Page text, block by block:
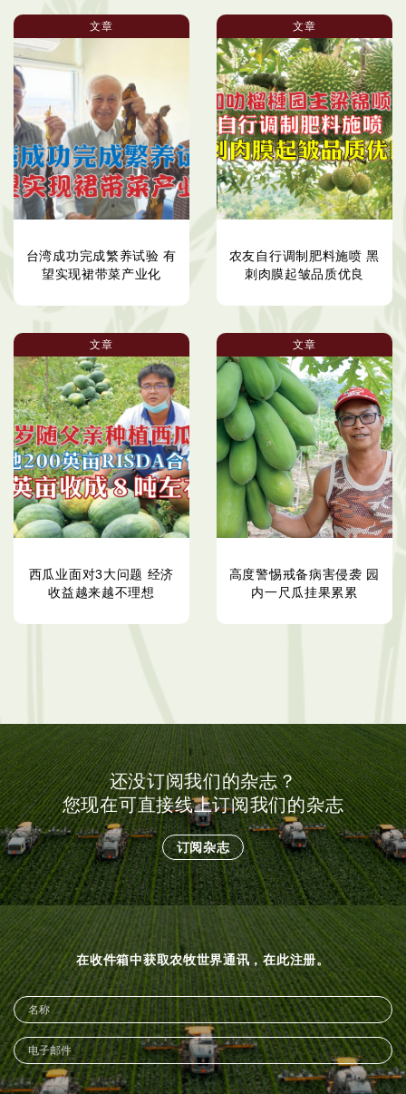
文章
台湾成功完成繁养试验 有
望实现裙带菜产业化
文章
农友自行调制肥料施喷 黑
刺肉膜起皱品质优良
文章
西瓜业面对3大问题 经济
收益越来越不理想
文章
高度警惕戒备病害侵袭 园
内一尺瓜挂果累累
还没订阅我们的杂志？
您现在可直接线上订阅我们的杂志
订阅杂志
在收件箱中获取农牧世界通讯，在此注册。